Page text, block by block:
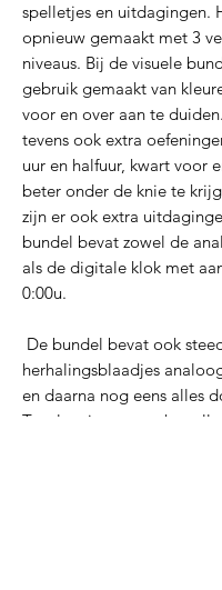
spelletjes en uitdagingen.
opnieuw gemaakt met 3
niveaus. Bij de visuele
gebruik gemaakt van
voor en over aan te
tevens ook extra
uur en halfuur, kwart voor
beter onder de knie te
zijn er ook extra
bundel bevat zowel de
als de digitale klok met
0:00u.
De bundel bevat ook
herhalingsblaadjes
en daarna nog eens alles
Tot slot zitten er ook